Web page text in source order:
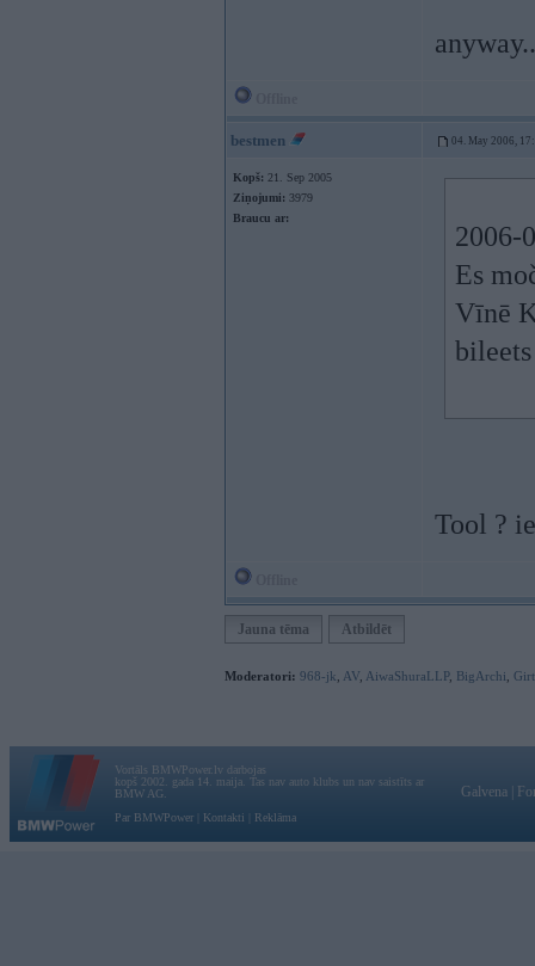
bestmen 04. May 2006,
Kopš: 21. Sep 2005
Ziņojumi: 3979
Braucu ar:
2006-
Es
Vīnē
Tool ?
Jauna tēma Atbildēt
Moderatori: 968-jk AV AiwaShuraLLP, BigArchi
Vortāls BMWPower.lv darbojas
kopš 2002. gada 14. maija. Tas nav auto klubs un nav saistīts ar
BMW AG.
Par BMWPower
Kontakti Reklāma
Galvena